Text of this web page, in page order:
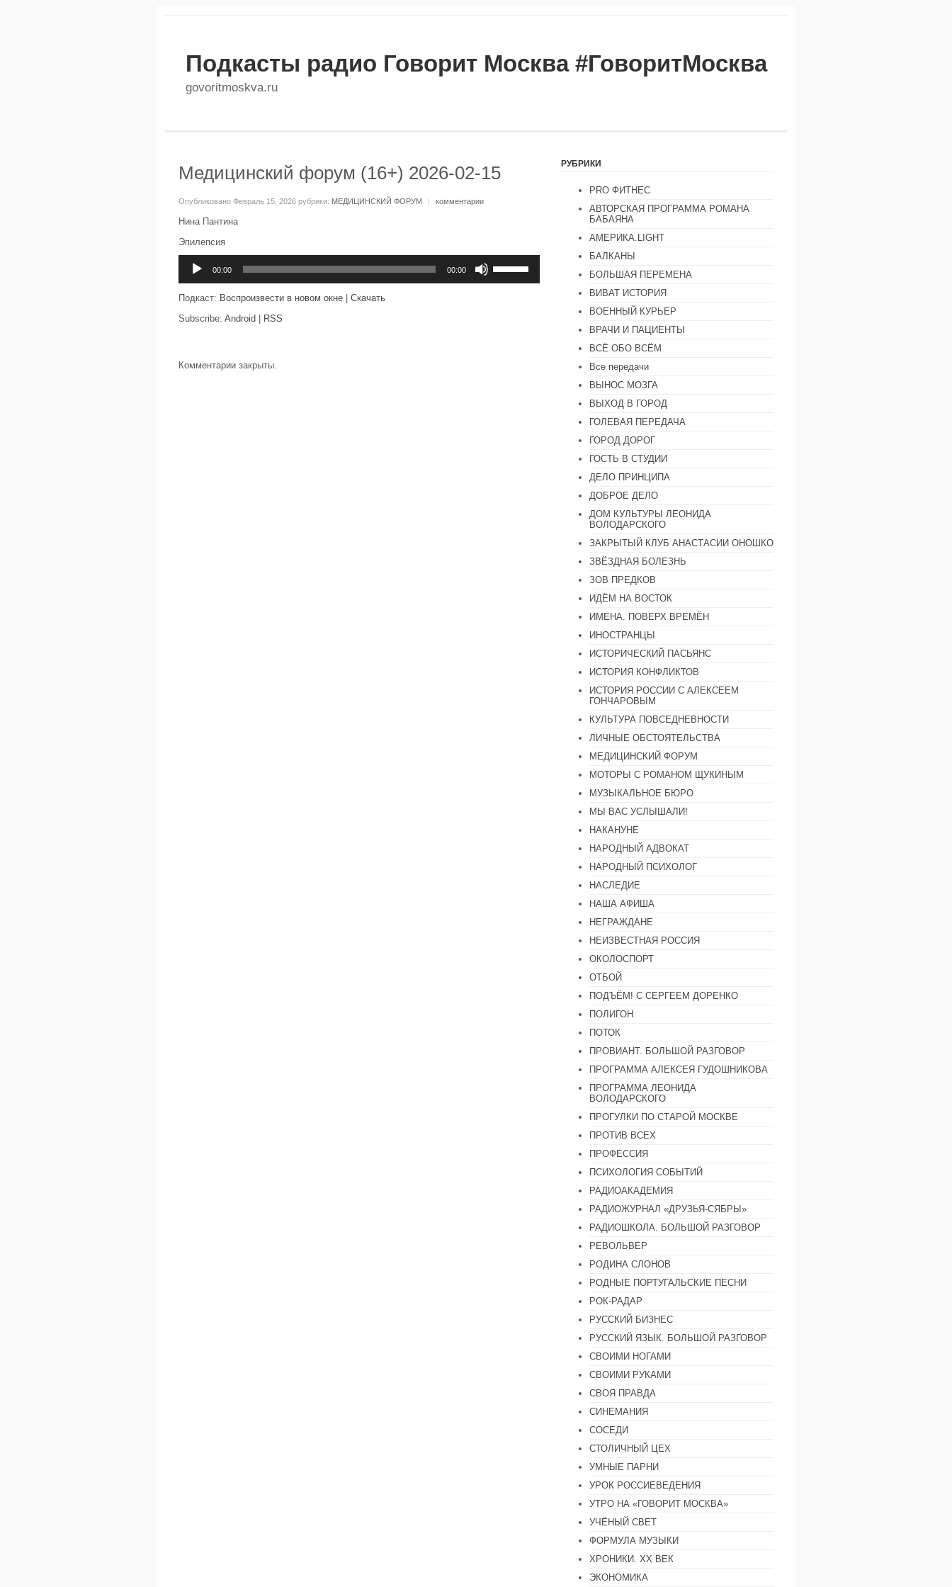
Подкасты радио Говорит Москва #ГоворитМосква
govoritmoskva.ru
Медицинский форум (16+) 2026-02-15
Опубликовано Февраль 15, 2026 рубрики: МЕДИЦИНСКИЙ ФОРУМ | комментарии
Нина Пантина
Эпилепсия
00:00 00:00
клавиши
Подкаст: Воспроизвести в новом окне
Скачать
Subscribe: Android RSS
Комментарии закрыты.
РУБРИКИ
PRO ФИТНЕС
АВТОРСКАЯ ПРОГРАММА РОМАНА
БАБАЯНА
АМЕРИКА.LIGHT
БАЛКАНЫ
БОЛЬШАЯ ПЕРЕМЕНА
ВИВАТ ИСТОРИЯ
ВОЕННЫЙ КУРЬЕР
ВРАЧИ И ПАЦИЕНТЫ
ВСЁ ОБО ВСЁМ
Все передачи
ВЫНОС МОЗГА
ВЫХОД В ГОРОД
ГОЛЕВАЯ ПЕРЕДАЧА
ГОРОД ДОРОГ
ГОСТЬ В СТУДИИ
ДЕЛО ПРИНЦИПА
ДОБРОЕ ДЕЛО
ДОМ КУЛЬТУРЫ ЛЕОНИДА
ВОЛОДАРСКОГО
ЗАКРЫТЫЙ КЛУБ АНАСТАСИИ ОНОШКО
ЗВЁЗДНАЯ БОЛЕЗНЬ
ЗОВ ПРЕДКОВ
ИДЁМ НА ВОСТОК
ИМЕНА. ПОВЕРХ ВРЕМЁН
ИНОСТРАНЦЫ
ИСТОРИЧЕСКИЙ ПАСЬЯНС
ИСТОРИЯ КОНФЛИКТОВ
ИСТОРИЯ РОССИИ С АЛЕКСЕЕМ
ГОНЧАРОВЫМ
КУЛЬТУРА ПОВСЕДНЕВНОСТИ
ЛИЧНЫЕ ОБСТОЯТЕЛЬСТВА
МЕДИЦИНСКИЙ ФОРУМ
МОТОРЫ С РОМАНОМ ЩУКИНЫМ
МУЗЫКАЛЬНОЕ БЮРО
МЫ ВАС УСЛЫШАЛИ!
НАКАНУНЕ
НАРОДНЫЙ АДВОКАТ
НАРОДНЫЙ ПСИХОЛОГ
НАСЛЕДИЕ
НАША АФИША
НЕГРАЖДАНЕ
НЕИЗВЕСТНАЯ РОССИЯ
ОКОЛОСПОРТ
ОТБОЙ
ПОДЪЁМ! С СЕРГЕЕМ ДОРЕНКО
ПОЛИГОН
ПОТОК
ПРОВИАНТ. БОЛЬШОЙ РАЗГОВОР
ПРОГРАММА АЛЕКСЕЯ ГУДОШНИКОВА
ПРОГРАММА ЛЕОНИДА
ВОЛОДАРСКОГО
ПРОГУЛКИ ПО СТАРОЙ МОСКВЕ
ПРОТИВ ВСЕХ
ПРОФЕССИЯ
ПСИХОЛОГИЯ СОБЫТИЙ
РАДИОАКАДЕМИЯ
РАДИОЖУРНАЛ «ДРУЗЬЯ-СЯБРЫ»
РАДИОШКОЛА. БОЛЬШОЙ РАЗГОВОР
РЕВОЛЬВЕР
РОДИНА СЛОНОВ
РОДНЫЕ ПОРТУГАЛЬСКИЕ ПЕСНИ
РОК-РАДАР
РУССКИЙ БИЗНЕС
РУССКИЙ ЯЗЫК. БОЛЬШОЙ РАЗГОВОР
СВОИМИ НОГАМИ
СВОИМИ РУКАМИ
СВОЯ ПРАВДА
СИНЕМАНИЯ
СОСЕДИ
СТОЛИЧНЫЙ ЦЕХ
УМНЫЕ ПАРНИ
УРОК РОССИЕВЕДЕНИЯ
УТРО НА «ГОВОРИТ МОСКВА»
УЧЁНЫЙ СВЕТ
ФОРМУЛА МУЗЫКИ
ХРОНИКИ. ХХ ВЕК
ЭКОНОМИКА